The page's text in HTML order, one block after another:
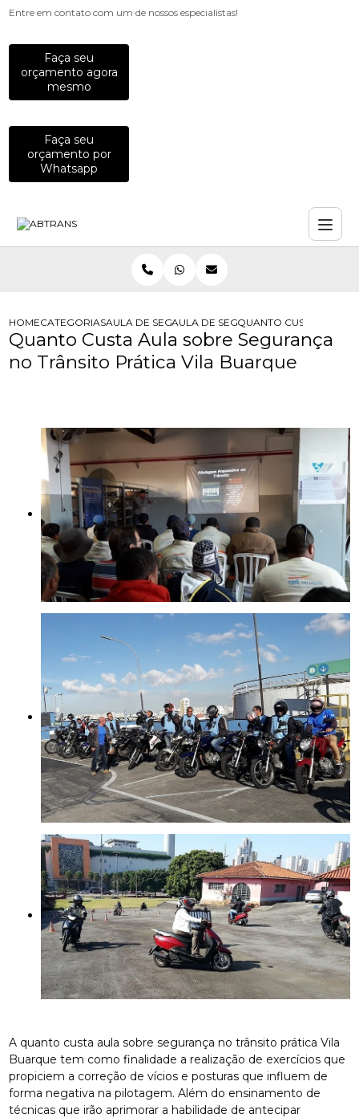
Entre em contato com um de nossos especialistas!
Faça seu
orçamento agora
mesmo
Faça seu
orçamento por
Whatsapp
HOMECATEGORIASAULA DE SEGURANCA NO TRANSITO
AULA DE SEGURANCA NO TRANSITO
QUANTO CUSTA AULA
Quanto Custa Aula sobre Segurança
no Trânsito Prática Vila Buarque
A quanto custa aula sobre segurança no trânsito prática Vila
Buarque tem como finalidade a realização de exercícios que
propiciem a correção de vícios e posturas que influem de
forma negativa na pilotagem. Além do ensinamento de
técnicas que irão aprimorar a habilidade de antecipar